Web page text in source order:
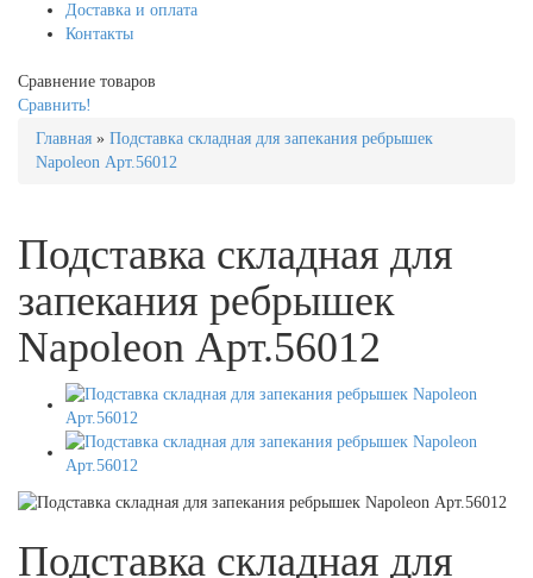
Доставка и оплата
Контакты
Сравнение товаров
Сравнить!
Главная » Подставка складная для запекания ребрышек
Napoleon Арт.56012
Подставка складная для
запекания ребрышек
Napoleon Арт.56012
Подставка складная для